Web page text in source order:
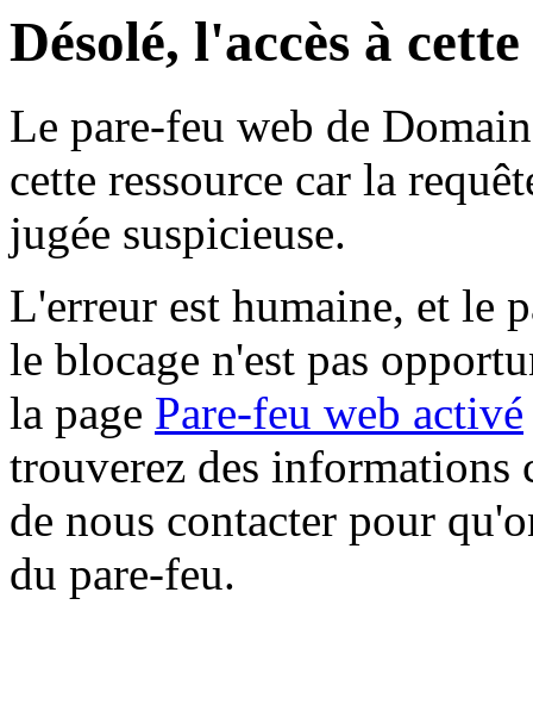
Désolé, l'accès à
Le pare-feu web de
cette ressource car la
jugée suspicieuse.
L'erreur est humaine, et le
le blocage n'est pas
la page Pare-feu web activé
trouverez des informations
de nous contacter pour
du pare-feu.